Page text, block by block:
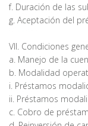
f. Duración de las
g. Aceptación del
VII. Condiciones
a. Manejo de la
b. Modalidad
i. Préstamos
ii. Préstamos
c. Cobro de